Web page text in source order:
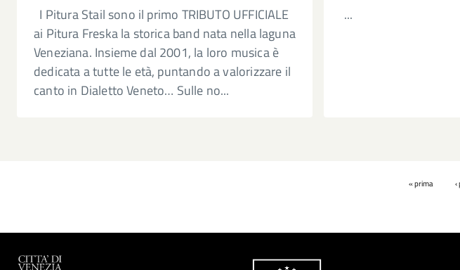
I Pitura Stail sono il primo TRIBUTO UFFICIALE
ai Pitura Freska la storica band nata nella laguna
Veneziana. Insieme dal 2001, la loro musica è
dedicata a tutte le età, puntando a valorizzare il
canto in Dialetto Veneto… Sulle no...
...
Pages
« prima